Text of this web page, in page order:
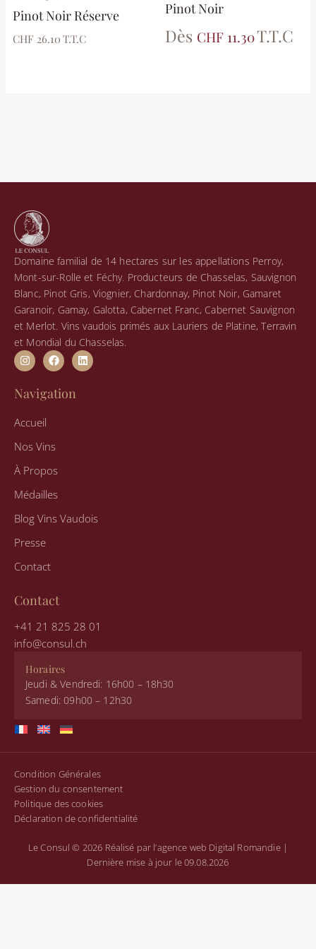
Pinot Noir Réserve
CHF 26.10 T.T.C
Pinot Noir
Dès CHF 11.30T.T.C
choisies
la
Domaine familial de 14 hectares sur les appellations Perroy,
Mont-sur-Rolle et Féchy. Producteurs de Chasselas, Sauvignon
Blanc, Pinot Gris, Viognier, Chardonnay, Pinot Noir, Gamaret
Garanoir, Gamay, Galotta, Cabernet Franc, Cabernet Sauvignon
et Merlot. Vins vaudois primés aux Lauriers de Platine, Terravin
et Mondial du Chasselas.
I
n
s
a
r
a
F
a
c
e
b
L
i
n
Navigation
Accueil
Nos Vins
À Propos
Médailles
Blog Vins Vaudois
Presse
Contact
Contact
+41 21 825 28 01
info@consul.ch
Horaires
Jeudi & Vendredi: 16h00 – 18h30
Samedi: 09h00 – 12h30
Le Consul © 2026 Réalisé par l’agence web Digital Romandie|
Dernière mise à jour le 09.08.2026
Condition Générales
Gestion du consentement
Politique des cookies
Déclaration de confidentialité